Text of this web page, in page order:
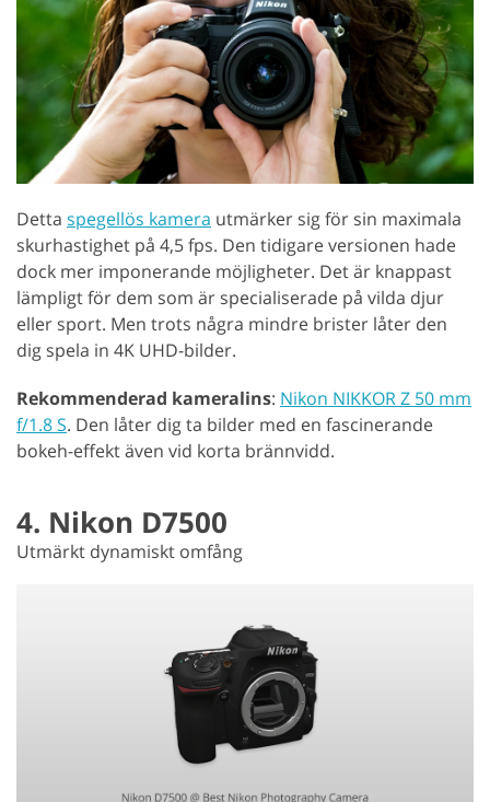
Detta spegellös kamera utmärker sig för sin maximala
skurhastighet på 4,5 fps. Den tidigare versionen hade
dock mer imponerande möjligheter. Det är knappast
lämpligt för dem som är specialiserade på vilda djur
eller sport. Men trots några mindre brister låter den
dig spela in 4K UHD-bilder.
Rekommenderad kameralins: Nikon NIKKOR Z 50 mm
f/1.8 S. Den låter dig ta bilder med en fascinerande
bokeh-effekt även vid korta brännvidd.
4. Nikon D7500
Utmärkt dynamiskt omfång